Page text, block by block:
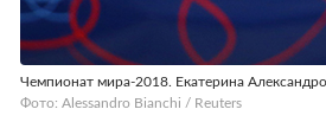
Чемпионат мира-2018. Екатерина
Фото: Alessandro Bianchi / Reuters